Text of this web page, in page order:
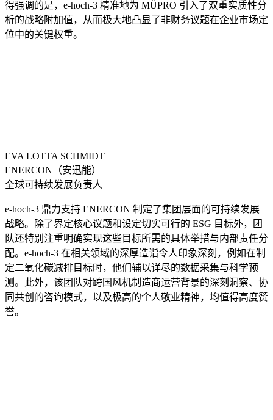
得强调的是，e-hoch-3 精准地为 MÜPRO 引入了双重实质性分
析的战略附加值，从而极大地凸显了非财务议题在企业市场定
位中的关键权重。
EVA LOTTA SCHMIDT
ENERCON（安迅能）
全球可持续发展负责人
e-hoch-3 鼎力支持 ENERCON 制定了集团层面的可持续发展
战略。除了界定核心议题和设定切实可行的 ESG 目标外，团
队还特别注重明确实现这些目标所需的具体举措与内部责任分
配。e-hoch-3 在相关领域的深厚造诣令人印象深刻，例如在制
定二氧化碳减排目标时，他们辅以详尽的数据采集与科学预
测。此外，该团队对跨国风机制造商运营背景的深刻洞察、协
同共创的咨询模式，以及极高的个人敬业精神，均值得高度赞
誉。